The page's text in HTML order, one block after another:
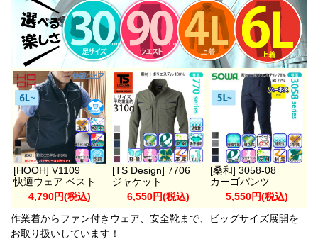
[HOOH] V1109
快適ウェア ベスト
4,790円(税込)
[TS Design] 7706
ジャケット
6,550円(税込)
[桑和] 3058-08
カーゴパンツ
5,550円(税込)
作業着からファン付きウェア、安全靴まで、ビッグサイズ展開を
お取り扱いしています！